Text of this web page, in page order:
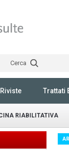
Cerca
Riviste Trattati
RIABILITATIVA